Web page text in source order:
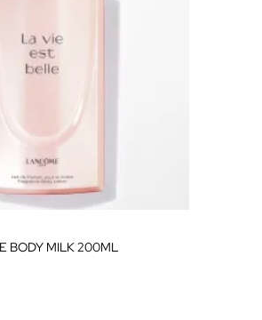
BODY MILK 200ML